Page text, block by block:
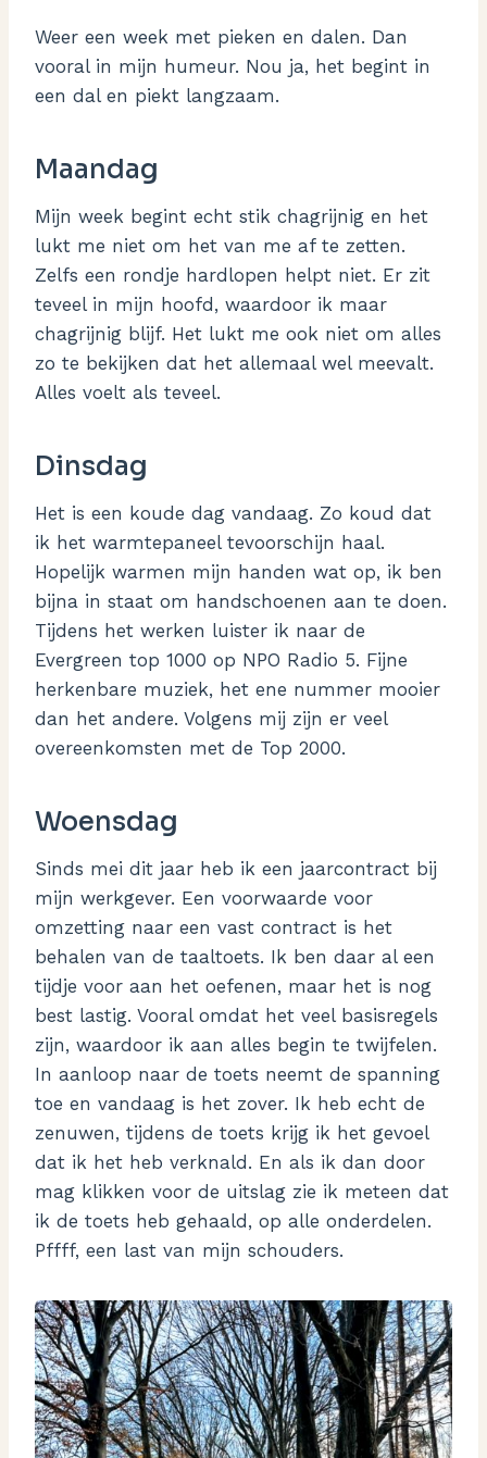
Weer een week met pieken en dalen. Dan
vooral in mijn humeur. Nou ja, het begint in
een dal en piekt langzaam.
Maandag
Mijn week begint echt stik chagrijnig en het
lukt me niet om het van me af te zetten.
Zelfs een rondje hardlopen helpt niet. Er zit
teveel in mijn hoofd, waardoor ik maar
chagrijnig blijf. Het lukt me ook niet om alles
zo te bekijken dat het allemaal wel meevalt.
Alles voelt als teveel.
Dinsdag
Het is een koude dag vandaag. Zo koud dat
ik het warmtepaneel tevoorschijn haal.
Hopelijk warmen mijn handen wat op, ik ben
bijna in staat om handschoenen aan te doen.
Tijdens het werken luister ik naar de
Evergreen top 1000 op NPO Radio 5. Fijne
herkenbare muziek, het ene nummer mooier
dan het andere. Volgens mij zijn er veel
overeenkomsten met de Top 2000.
Woensdag
Sinds mei dit jaar heb ik een jaarcontract bij
mijn werkgever. Een voorwaarde voor
omzetting naar een vast contract is het
behalen van de taaltoets. Ik ben daar al een
tijdje voor aan het oefenen, maar het is nog
best lastig. Vooral omdat het veel basisregels
zijn, waardoor ik aan alles begin te twijfelen.
In aanloop naar de toets neemt de spanning
toe en vandaag is het zover. Ik heb echt de
zenuwen, tijdens de toets krijg ik het gevoel
dat ik het heb verknald. En als ik dan door
mag klikken voor de uitslag zie ik meteen dat
ik de toets heb gehaald, op alle onderdelen.
Pffff, een last van mijn schouders.